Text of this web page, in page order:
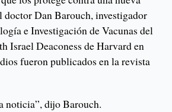
doctor Dan Barouch, investigador
e Investigación de Vacunas del
Israel Deaconess de Harvard en
fueron publicados en la revista
noticia”, dijo Barouch.